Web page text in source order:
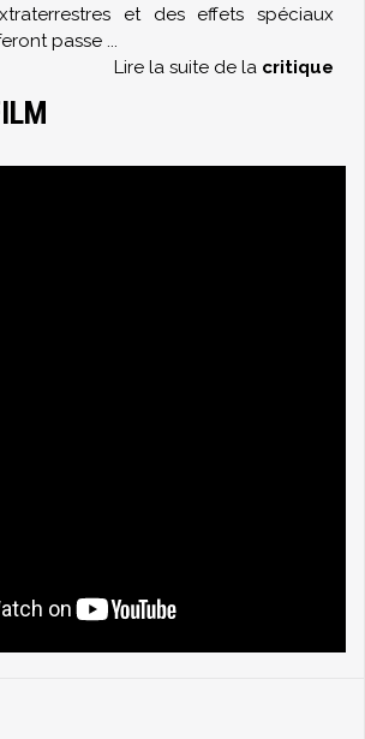
et des effets spéciaux
passe ...
Lire la suite de la critique